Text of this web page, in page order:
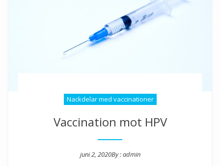
Nackdelar med vaccinationer
Vaccination mot HPV
juni 2, 2020By :admin